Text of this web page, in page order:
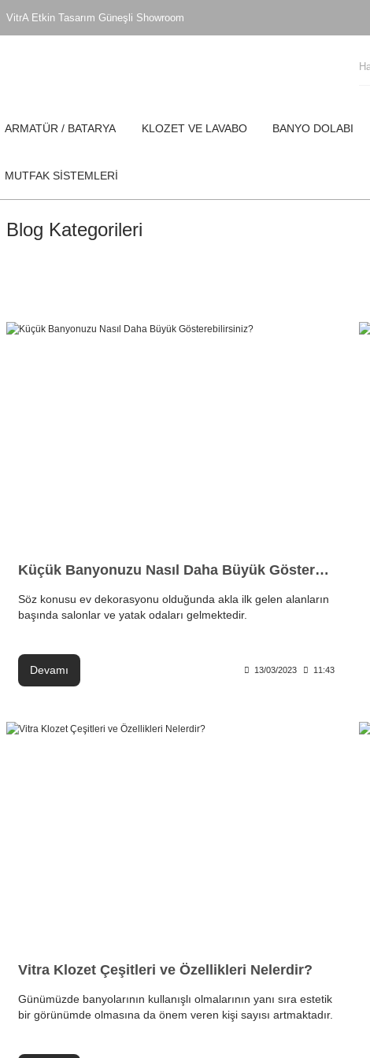
VitrA Etkin Tasarım Güneşli Showroom
ARMATÜR / BATARYA KLOZET VE LAVABO BANYO DOLABI
MUTFAK SİSTEMLERİ
Blog Kategorileri
Küçük Banyonuzu Nasıl Daha Büyük Gösterebilirsiniz?
Söz konusu ev dekorasyonu olduğunda akla ilk gelen alanların
başında salonlar ve yatak odaları gelmektedir.
Devamı 13/03/2023 11:43
Vitra Klozet Çeşitleri ve Özellikleri Nelerdir?
Günümüzde banyolarının kullanışlı olmalarının yanı sıra estetik
bir görünümde olmasına da önem veren kişi sayısı artmaktadır.